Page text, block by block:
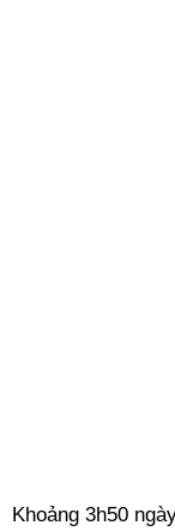
Khoảng 3h50